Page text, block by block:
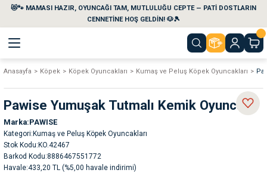
😻🐾 MAMASI HAZIR, OYUNCAĞI TAM, MUTLULUĞU CEPTE — PATİ DOSTLARIN
CENNETİNE HOŞ GELDİN! 🐶🎾
Geri Dön
Geri Dön
Temizlik Ürünleri
Geri Dön
Geri Dön
Geri Dön
Geri Dön
Anasayfa Köpek Köpek Oyuncakları Kumaş ve Peluş Köpek Oyuncakları
Pawise Yumuşak Tutmalı Kemik Oyuncak
Marka PAWISE
Kategori Kumaş ve Peluş Köpek Oyuncakları
Stok Kodu KO.42467
Barkod Kodu 8886467551772
Havale 433,20 TL (%5,00 havale indirimi)